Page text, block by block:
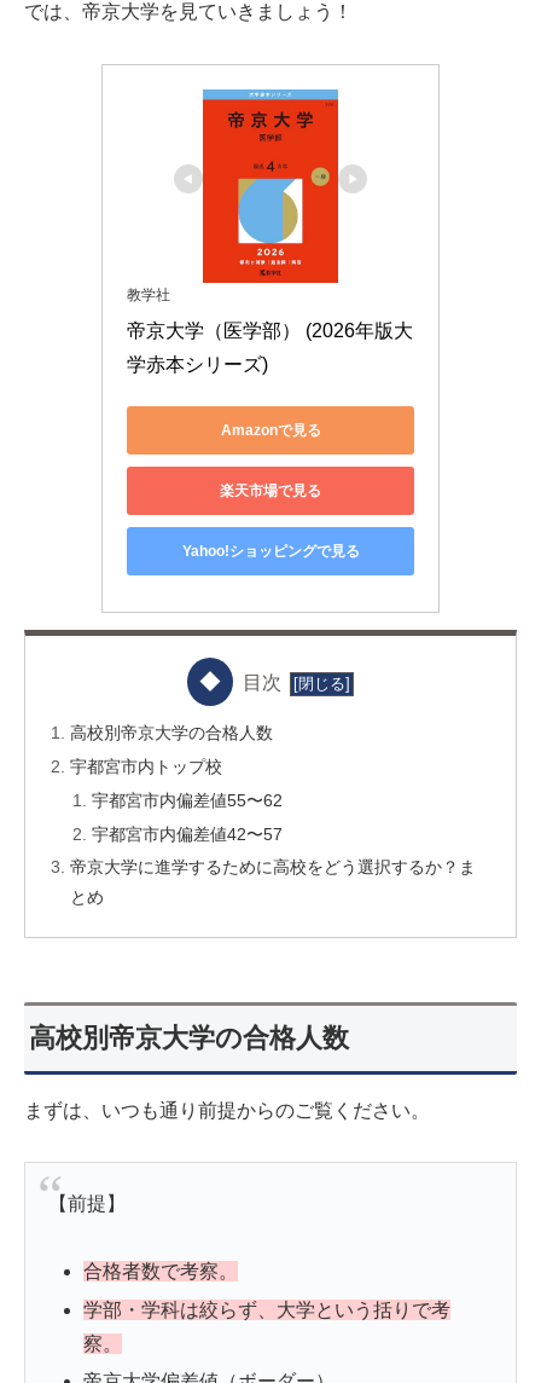
では、帝京大学を見ていきましょう！
教学社
帝京大学（医学部） (2026年版大
学赤本シリーズ)
Amazonで見る
楽天市場で見る
Yahoo!ショッピングで見る
目次
高校別帝京大学の合格人数
宇都宮市内トップ校
宇都宮市内偏差値55〜62
宇都宮市内偏差値42〜57
帝京大学に進学するために高校をどう選択するか？ま
とめ
高校別帝京大学の合格人数
まずは、いつも通り前提からのご覧ください。
【前提】
合格者数で考察。
学部・学科は絞らず、大学という括りで考
察。